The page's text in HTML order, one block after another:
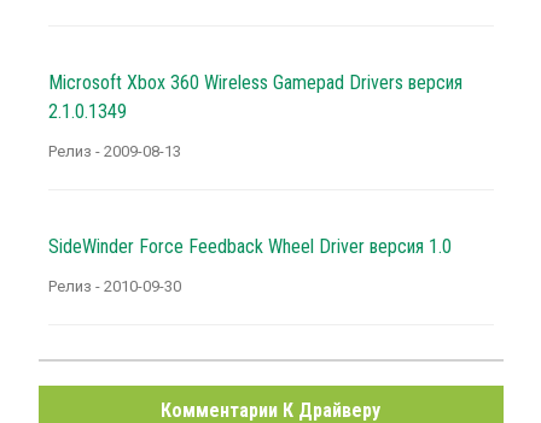
Microsoft Xbox 360 Wireless Gamepad Drivers версия
2.1.0.1349
Релиз - 2009-08-13
SideWinder Force Feedback Wheel Driver версия 1.0
Релиз - 2010-09-30
Комментарии К Драйверу